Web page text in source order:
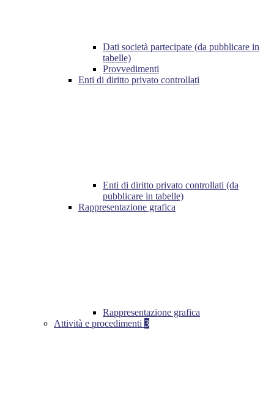
Dati società partecipate (da pubblicare in
tabelle)
Provvedimenti
Enti di diritto privato controllati
Enti di diritto privato controllati (da
pubblicare in tabelle)
Rappresentazione grafica
Rappresentazione grafica
Attività e procedimenti 3